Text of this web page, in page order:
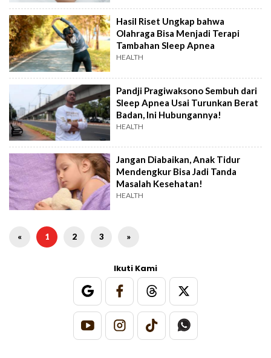
Hasil Riset Ungkap bahwa
Olahraga Bisa Menjadi Terapi
Tambahan Sleep Apnea
HEALTH
Pandji Pragiwaksono Sembuh dari
Sleep Apnea Usai Turunkan Berat
Badan, Ini Hubungannya!
HEALTH
Jangan Diabaikan, Anak Tidur
Mendengkur Bisa Jadi Tanda
Masalah Kesehatan!
HEALTH
« 1 2 3 »
Ikuti Kami